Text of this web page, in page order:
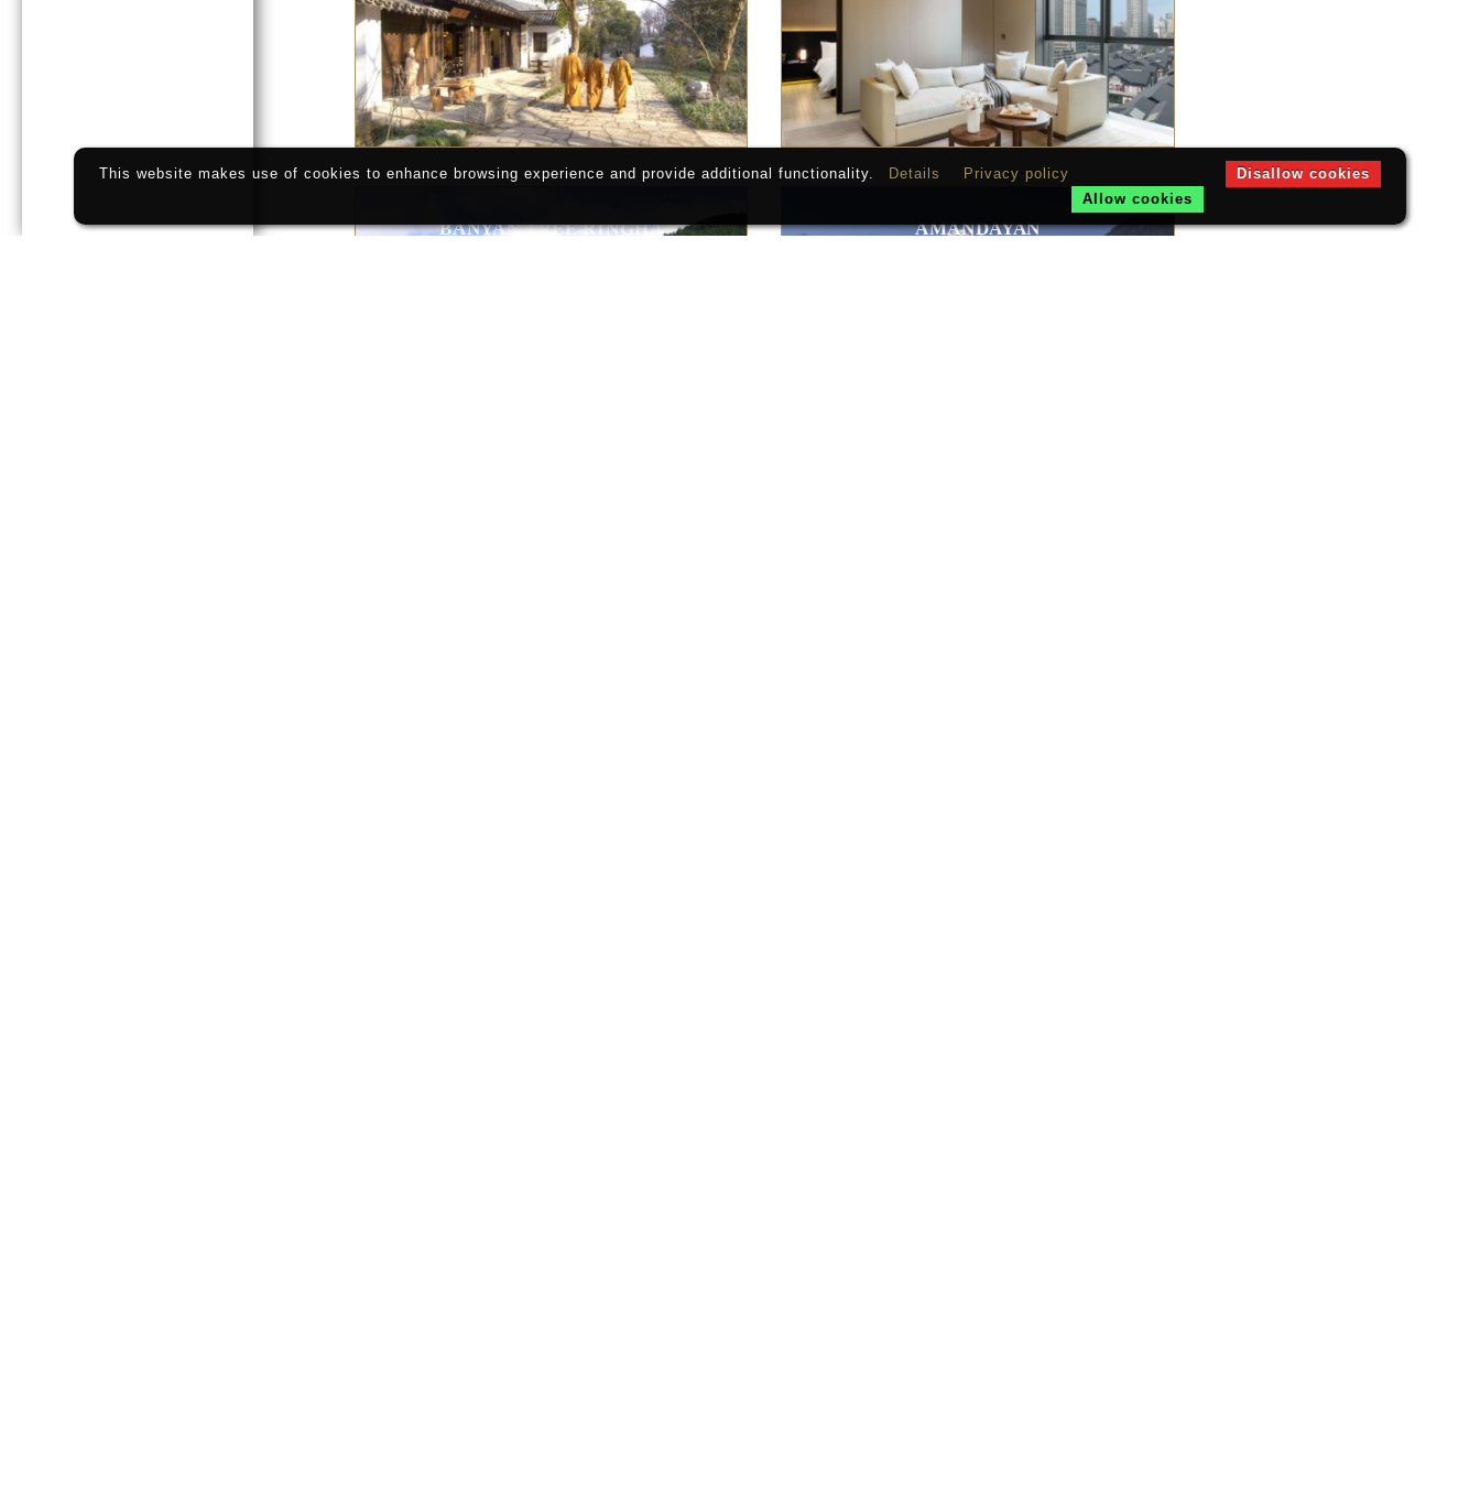
BANYAN TREE RINGHA AMANDAYAN
This website makes use of cookies to enhance browsing experience and provide additional functionality. Details Privacy policy
Disallow cookies
Allow cookies